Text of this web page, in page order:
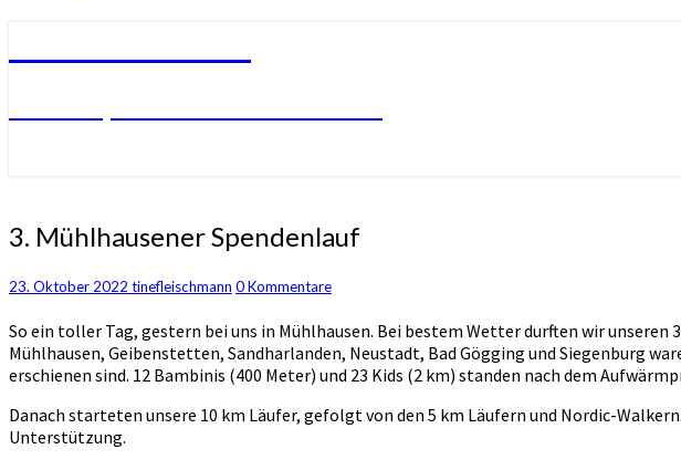
3.
Mühlhausener
3. Mühlhausener Spendenlauf
23. Oktober 2022 tinefleischmann Kommentare
0 Kommentare
So ein toller Tag, gestern bei uns in Mühlhausen. Bei bestem Wetter durften wir unseren
Mühlhausen, Geibenstetten, Sandharlanden, Neustadt, Bad Gögging und Siegenburg
erschienen sind. 12 Bambinis (400 Meter) und 23 Kids (2 km) standen nach dem
Danach starteten unsere 10 km Läufer, gefolgt von den 5 km Läufern und Nordic-
Unterstützung.